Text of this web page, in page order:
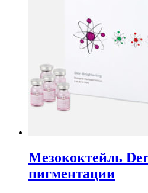
Мезококтейль
пигментации